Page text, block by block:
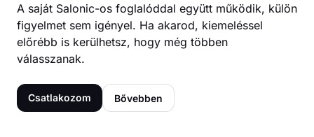
A saját Salonic-os foglalóddal együtt működik, külön
figyelmet sem igényel. Ha akarod, kiemeléssel
előrébb is kerülhetsz, hogy még többen
válasszanak.
Csatlakozom Bővebben